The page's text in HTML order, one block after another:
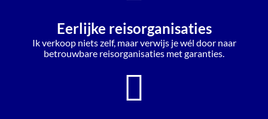
Eerlijke reisorganisaties
Ik verkoop niets zelf, maar verwijs je wél door naar
betrouwbare reisorganisaties met garanties.